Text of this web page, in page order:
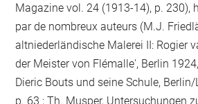
Magazine vol. 24 (1913-14), p. 230),
par de nombreux auteurs (M.J.
altniederländische Malerei II: Rogier
der Meister von Flémalle', Berlin
Dieric Bouts und seine Schule, Berlin/
p. 63 ; Th. Musper, Untersuchungen